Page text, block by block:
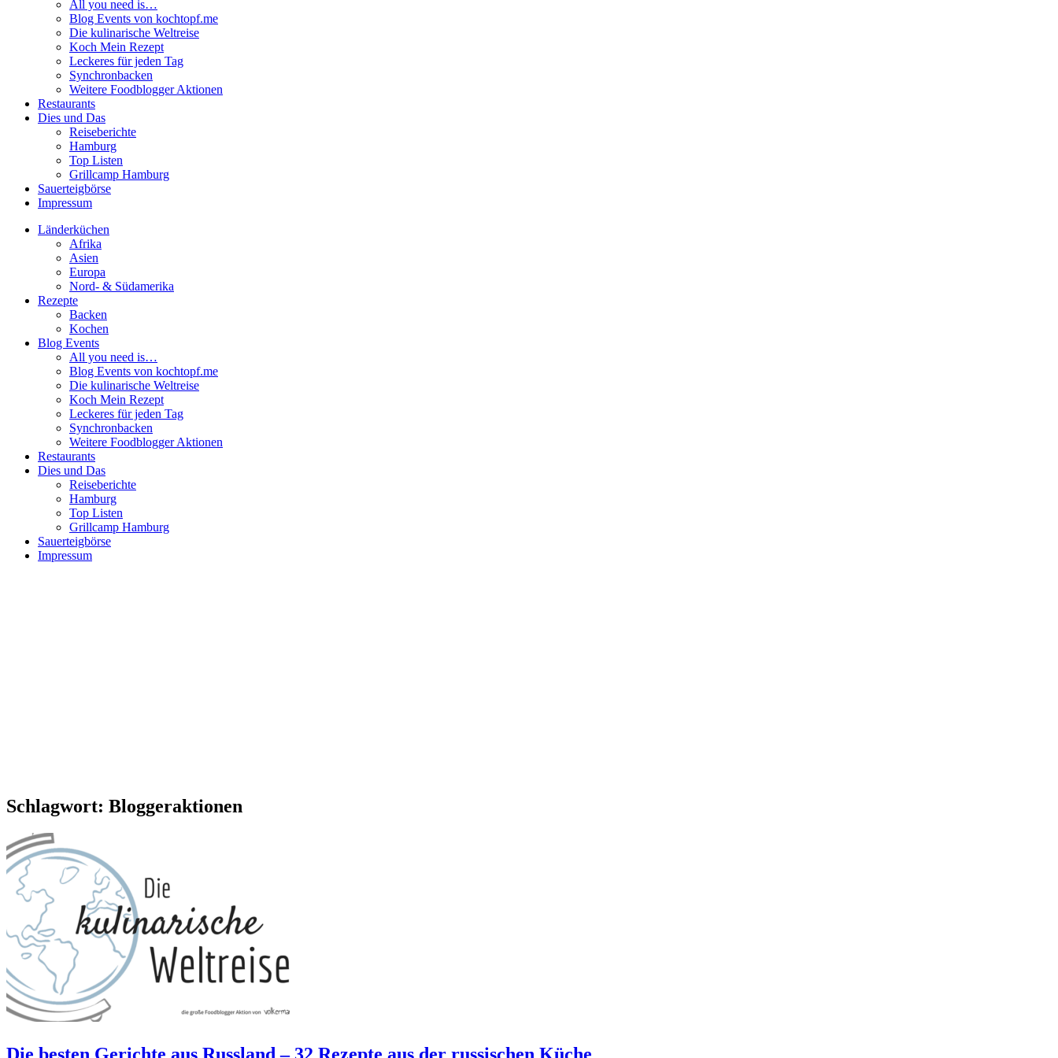
All you need is…
Blog Events von kochtopf.me
Die kulinarische Weltreise
Koch Mein Rezept
Leckeres für jeden Tag
Synchronbacken
Weitere Foodblogger Aktionen
Restaurants
Dies und Das
Reiseberichte
Hamburg
Top Listen
Grillcamp Hamburg
Sauerteigbörse
Impressum
Länderküchen
Afrika
Asien
Europa
Nord- & Südamerika
Rezepte
Backen
Kochen
Blog Events
All you need is…
Blog Events von kochtopf.me
Die kulinarische Weltreise
Koch Mein Rezept
Leckeres für jeden Tag
Synchronbacken
Weitere Foodblogger Aktionen
Restaurants
Dies und Das
Reiseberichte
Hamburg
Top Listen
Grillcamp Hamburg
Sauerteigbörse
Impressum
Schlagwort: Bloggeraktionen
Die besten Gerichte aus Russland – 32 Rezepte aus der russischen Küche